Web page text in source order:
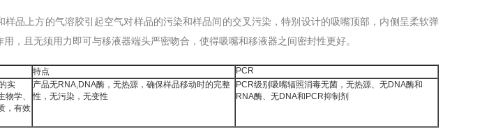
样品上方的气溶胶引起空气对样品的污染和样品间的交叉污染，特别设计的吸嘴顶部，内侧呈柔软弹
，且无须用力即可与移液器端头严密吻合，使得吸嘴和移液器之间密封性更好。
特点
PCR
实
学、
，有效
产品无RNA,DNA酶，无热源，确保样品移动时的完整
性，无污染，无变性
PCR级别吸嘴辐照消毒无菌，无热源、无DNA酶和
RNA酶、无DNA和PCR抑制剂